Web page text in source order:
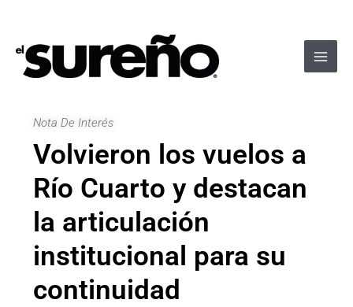
contenido
Nota De Interés
Volvieron los vuelos a
Río Cuarto y destacan
la articulación
institucional para su
continuidad
entradas